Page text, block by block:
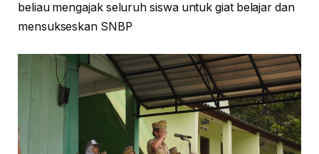
beliau mengajak seluruh siswa untuk giat belajar dan
mensukseskan SNBP